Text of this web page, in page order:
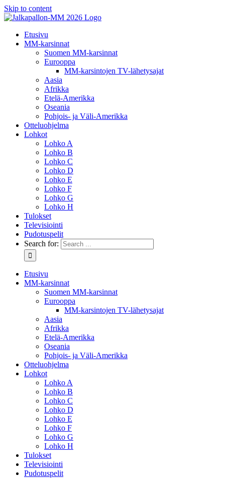
Skip to content
Etusivu
MM-karsinnat
Suomen MM-karsinnat
Eurooppa
MM-karsintojen TV-lähetysajat
Aasia
Afrikka
Etelä-Amerikka
Oseania
Pohjois- ja Väli-Amerikka
Otteluohjelma
Lohkot
Lohko A
Lohko B
Lohko C
Lohko D
Lohko E
Lohko F
Lohko G
Lohko H
Tulokset
Televisiointi
Pudotuspelit
Search for:
Etusivu
MM-karsinnat
Suomen MM-karsinnat
Eurooppa
MM-karsintojen TV-lähetysajat
Aasia
Afrikka
Etelä-Amerikka
Oseania
Pohjois- ja Väli-Amerikka
Otteluohjelma
Lohkot
Lohko A
Lohko B
Lohko C
Lohko D
Lohko E
Lohko F
Lohko G
Lohko H
Tulokset
Televisiointi
Pudotuspelit